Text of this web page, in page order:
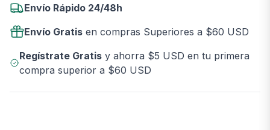
Envío Rápido 24/48h
Envío Gratis en compras Superiores a $60 USD
Regístrate Gratisy ahorra $5 USD en tu primera
compra superior a $60 USD